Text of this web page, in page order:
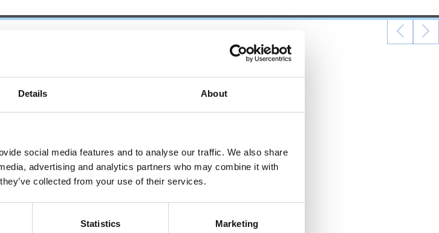
Details About
social media features and to analyse our traffic. We also share
advertising and analytics partners who may combine it with
collected from your use of their services.
Statistics Marketing